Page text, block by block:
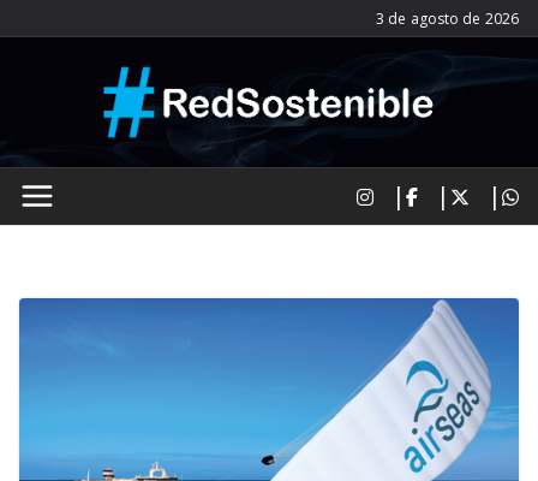
al
3 de agosto de 2026